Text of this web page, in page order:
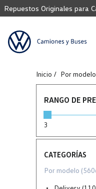
Repuestos Originales para
Inicio Por modelo
RANGO DE
3
CATEGORÍAS
Por modelo